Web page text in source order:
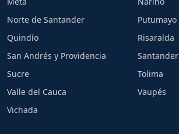
Norte de Santander
Putumayo
Quindío
Risaralda
San Andrés y Providencia
Santander
Sucre
Tolima
Valle del Cauca
Vaupés
Vichada